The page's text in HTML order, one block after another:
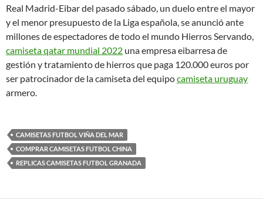
Real Madrid-Eibar del pasado sábado, un duelo entre el mayor
y el menor presupuesto de la Liga española, se anunció ante
millones de espectadores de todo el mundo Hierros Servando,
camiseta qatar mundial 2022 una empresa eibarresa de
gestión y tratamiento de hierros que paga 120.000 euros por
ser patrocinador de la camiseta del equipocamiseta uruguay
armero.
CAMISETAS FUTBOL VIÑA DEL MAR
COMPRAR CAMISETAS FUTBOL CHINA
REPLICAS CAMISETAS FUTBOL GRANADA